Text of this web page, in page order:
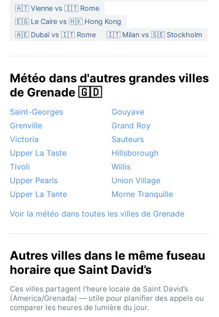
🇦🇹 Vienne vs 🇮🇹 Rome
🇪🇬 Le Caire vs 🇭🇰 Hong Kong
🇦🇪 Dubaï vs 🇮🇹 Rome
🇮🇹 Milan vs 🇸🇪 Stockholm
Météo dans d'autres grandes villes
de Grenade 🇬🇩
Saint-Georges
Gouyave
Grenville
Grand Roy
Victoria
Sauteurs
Upper La Taste
Hillsborough
Tivoli
Willis
Upper Pearls
Union Village
Upper La Tante
Morne Tranquille
Voir la météo dans toutes les villes de Grenade
Autres villes dans le même fuseau
horaire que Saint David’s
Ces villes partagent l'heure locale de Saint David’s
(America/Grenada) — utile pour planifier des appels ou
comparer les heures de lumière du jour.